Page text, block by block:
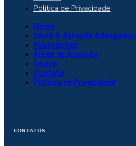
Política de Privacidade
Home
David & Athayde Advogados
Publicações
Áreas de Atuação
Equipe
Contato
Política de Privacidade
CONTATOS